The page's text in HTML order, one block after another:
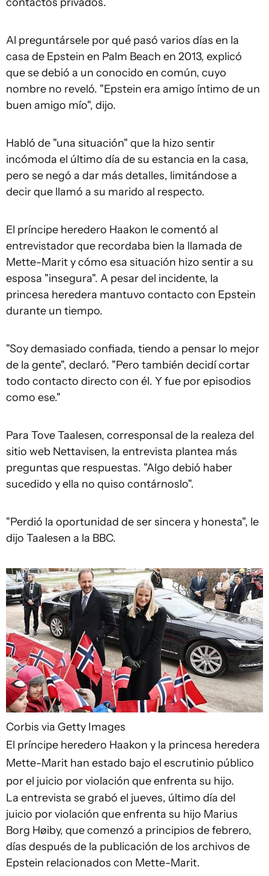
Al preguntársele por qué pasó varios días en la
casa de Epstein en Palm Beach en 2013, explicó
que se debió a un conocido en común, cuyo
nombre no reveló. "Epstein era amigo íntimo de un
buen amigo mío", dijo.
Habló de "una situación" que la hizo sentir
incómoda el último día de su estancia en la casa,
pero se negó a dar más detalles, limitándose a
decir que llamó a su marido al respecto.
El príncipe heredero Haakon le comentó al
entrevistador que recordaba bien la llamada de
Mette-Marit y cómo esa situación hizo sentir a su
esposa "insegura". A pesar del incidente, la
princesa heredera mantuvo contacto con Epstein
durante un tiempo.
"Soy demasiado confiada, tiendo a pensar lo mejor
de la gente", declaró. "Pero también decidí cortar
todo contacto directo con él. Y fue por episodios
como ese."
Para Tove Taalesen, corresponsal de la realeza del
sitio web Nettavisen, la entrevista plantea más
preguntas que respuestas. "Algo debió haber
sucedido y ella no quiso contárnoslo".
"Perdió la oportunidad de ser sincera y honesta", le
dijo Taalesen a la BBC.
Corbis via Getty Images
El príncipe heredero Haakon y la princesa heredera
Mette-Marit han estado bajo el escrutinio público
por el juicio por violación que enfrenta su hijo.
La entrevista se grabó el jueves, último día del
juicio por violación que enfrenta su hijo Marius
Borg Høiby, que comenzó a principios de febrero,
días después de la publicación de los archivos de
Epstein relacionados con Mette-Marit.